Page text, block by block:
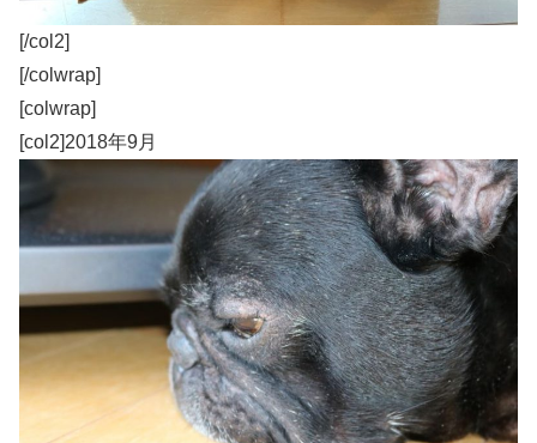
[/col2]
[/colwrap]
[colwrap]
[col2]2018年9月